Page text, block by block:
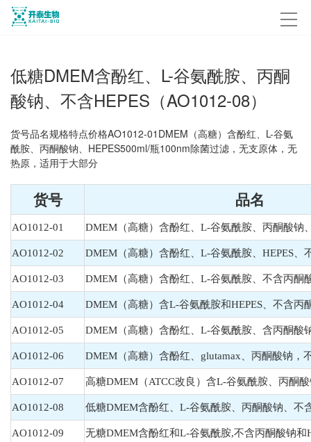
低糖DMEM含酚红、L-谷氨酰胺、丙酮
酸钠、不含HEPES（AO1012-08）
货号品名规格特点价格AO1012-01DMEM（高糖）含酚红、L-谷氨
酰胺、丙酮酸钠、HEPES500ml/瓶100nm除菌过滤，无支原体，无
热原，适用于大部分
货号 品名
AO1012-01 DMEM（高糖）含酚红、L-谷氨酰胺、丙酮酸钠
AO1012-02 DMEM（高糖）含酚红、L-谷氨酰胺、HEPES、
AO1012-03 DMEM（高糖）含酚红、L-谷氨酰胺、不含丙酮
AO1012-04 DMEM（高糖）含L-谷氨酰胺和HEPES、不含丙
AO1012-05 DMEM（高糖）含酚红、L-谷氨酰胺、含丙酮酸
AO1012-06 DMEM（高糖）含酚红、glutamax、丙酮酸钠，
AO1012-07 高糖DMEM（ATCC改良）含L-谷氨酰胺、丙酮
AO1012-08 低糖DMEM含酚红、L-谷氨酰胺、丙酮酸钠、不
AO1012-09 无糖DMEM含酚红和L-谷氨酰胺,不含丙酮酸钠和